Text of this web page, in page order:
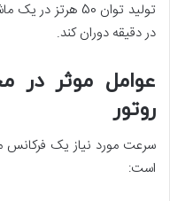
در دقیقه دوران کند.
عوامل موثر در
روتور
سرعت مورد نیاز یک فرکانس
است: